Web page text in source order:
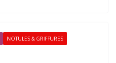
NOTULES & GRIFFURES